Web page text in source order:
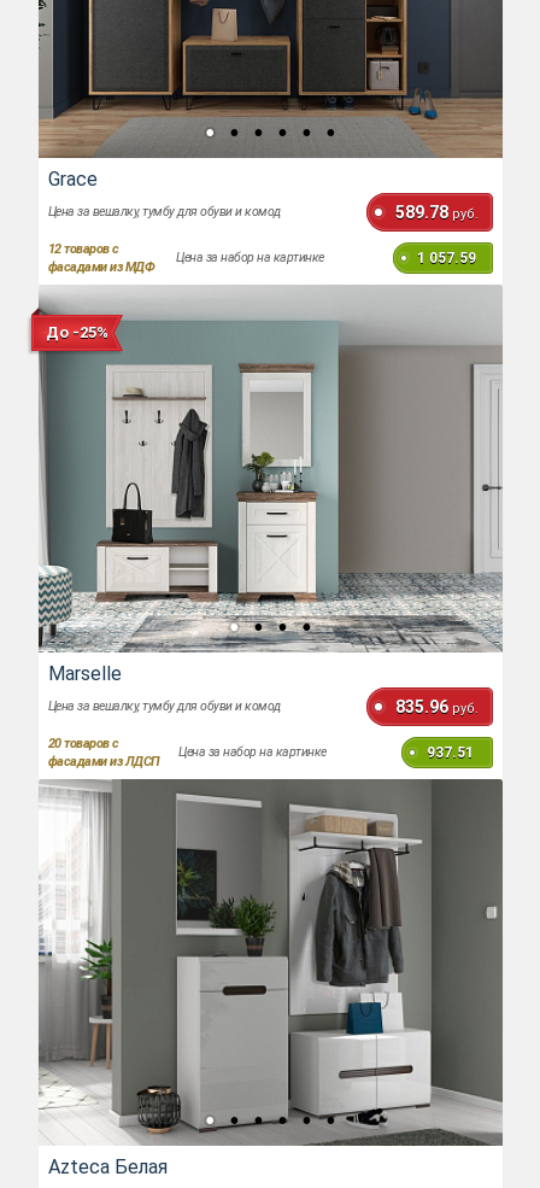
Grace
Цена за вешалку, тумбу для обуви и комод 589.78 руб.
12товаров с
фасадами из МДФ
Цена за набор на картинке 1 057.59
До -25%
Marselle
Цена за вешалку, тумбу для обуви и комод 835.96 руб.
20товаров с
фасадами из ЛДСП
Цена за набор на картинке 937.51
Azteca Белая